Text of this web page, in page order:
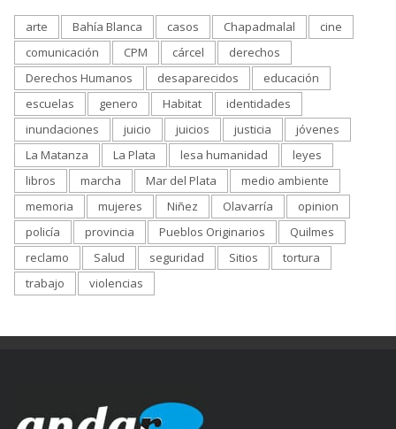
arte Bahía Blanca casos Chapadmalal
cine
comunicación
CPM cárcel
derechos
Derechos Humanos
desaparecidos
educación
escuelas
genero Habitat
identidades
inundaciones
juicio juicios justicia
jóvenes
La Matanza
La Plata lesa humanidad
leyes
libros
marcha Mar del Plata
medio ambiente
memoria
mujeres Niñez Olavarría
opinion
policía
provincia Pueblos Originarios
Quilmes
reclamo
Salud seguridad Sitios
tortura
trabajo
violencias